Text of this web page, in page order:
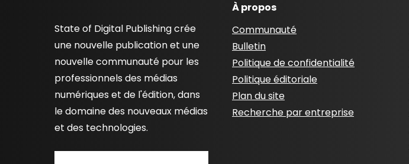
State of Digital Publishing crée
une nouvelle publication et une
nouvelle communauté pour les
professionnels des médias
numériques et de l'édition, dans
le domaine des nouveaux médias
et des technologies.
À propos
Communauté
Bulletin
Politique de confidentialité
Politique éditoriale
Plan du site
Recherche par entreprise